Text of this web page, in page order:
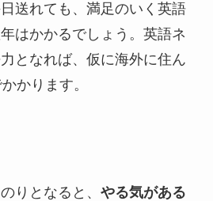
送れても、満足のいく英語
はかかるでしょう。英語ネ
となれば、仮に海外に住ん
かります。
りとなると、 やる気がある